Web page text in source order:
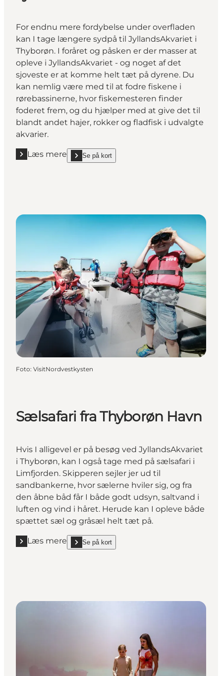
For endnu mere fordybelse under overfladen
kan I tage længere sydpå til JyllandsAkvariet i
Thyborøn. I foråret og påsken er der masser at
opleve i JyllandsAkvariet - og noget af det
sjoveste er at komme helt tæt på dyrene. Du
kan nemlig være med til at fodre fiskene i
rørebassinerne, hvor fiskemesteren finder
foderet frem, og du hjælper med at give det til
blandt andet hajer, rokker og fladfisk i udvalgte
akvarier.
Læs mere
Læs mere "Fodr hajer og rokker i JyllandsAkvariet"
Se på kort
show Fodr hajer og rokker i JyllandsAkvariet on_map
Foto: VisitNordvestkysten
Sælsafari fra Thyborøn Havn
Hvis I alligevel er på besøg ved JyllandsAkvariet
i Thyborøn, kan I også tage med på sælsafari i
Limfjorden. Skipperen sejler jer ud til
sandbankerne, hvor sælerne hviler sig, og fra
den åbne båd får I både godt udsyn, saltvand i
luften og vind i håret. Herude kan I opleve både
spættet sæl og gråsæl helt tæt på.
Læs mere
Læs mere "Sælsafari fra Thyborøn Havn"
Se på kort
show Sælsafari fra Thyborøn Havn on_map